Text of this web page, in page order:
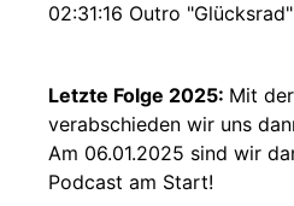
02:31:16 Outro "Glücksrad"
Letzte Folge 2025: Mit
verabschieden wir uns
Am 06.01.2025 sind wir
Podcast am Start!